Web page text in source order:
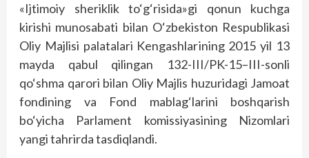
«Ijtimoiy sheriklik to‘g‘risida»gi qonun kuchga
kirishi munosabati bilan O‘zbekiston Respublikasi
Oliy Majlisi palatalari Kengashlarining 2015 yil 13
mayda qabul qilingan 132-III/PK-15–III-sonli
qo‘shma qarori bilan Oliy Majlis huzuridagi Jamoat
fondining va Fond mablag‘larini boshqarish
bo‘yicha Parlament komissiyasining Nizomlari
yangi tahrirda tasdiqlandi.